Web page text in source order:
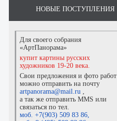
НОВЫЕ ПОСТУПЛЕНИЯ
Для своего собрания
«АртПанорама»
купит картины русских
художников 19-20 века.
Свои предложения и фото работ
можно отправить на почту
artpanorama@mail.ru ,
а так же отправить MMS или
связаться по тел.
моб. +7(903) 509 83 86,